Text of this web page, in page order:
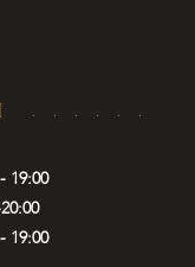
19:00
19:00